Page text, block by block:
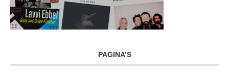
PAGINA’S